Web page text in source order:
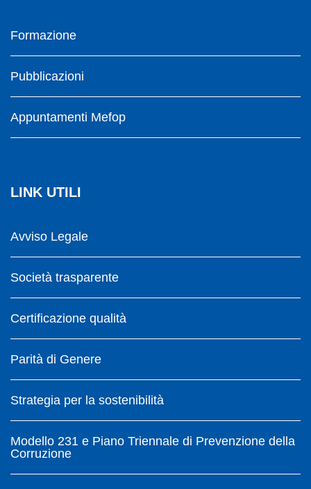
Formazione
Pubblicazioni
Appuntamenti Mefop
LINK UTILI
Avviso Legale
Società trasparente
Certificazione qualità
Parità di Genere
Strategia per la sostenibilità
Modello 231 e Piano Triennale di Prevenzione della
Corruzione